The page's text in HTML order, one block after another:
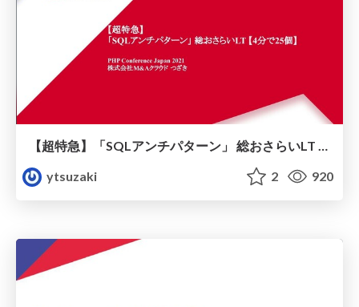
【超特急】「SQLアンチパターン」 総おさらいLT 【4分で25個】
ytsuzaki
2 920